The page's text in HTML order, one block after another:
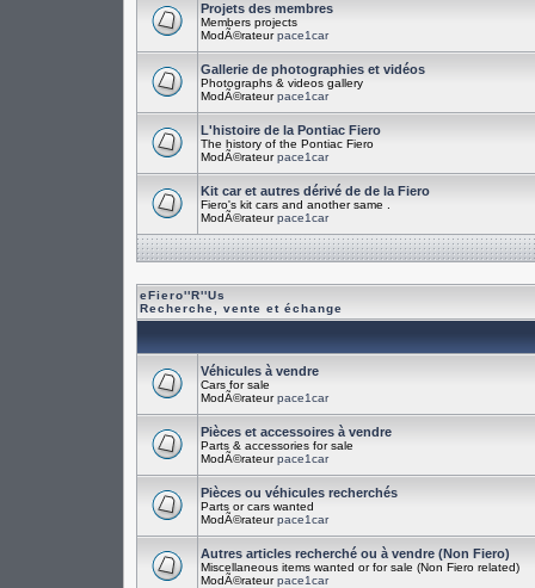
Projets des membres
Members projects
ModÃ©rateurpace1car
Gallerie de photographies et vidéos
Photographs & videos gallery
ModÃ©rateurpace1car
L'histoire de la Pontiac Fiero
The history of the Pontiac Fiero
ModÃ©rateurpace1car
Kit car et autres dérivé de de la Fiero
Fiero's kit cars and another same .
ModÃ©rateurpace1car
eFiero''R''Us
Recherche, vente et échange
Véhicules à vendre
Cars for sale
ModÃ©rateurpace1car
Pièces et accessoires à vendre
Parts & accessories for sale
ModÃ©rateurpace1car
Pièces ou véhicules recherchés
Parts or cars wanted
ModÃ©rateurpace1car
Autres articles recherché ou à vendre (Non Fiero)
Miscellaneous items wanted or for sale (Non Fiero related)
ModÃ©rateurpace1car